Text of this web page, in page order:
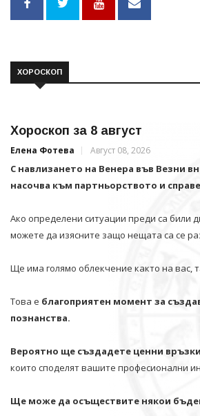
ХОРОСКОП
Хороскоп за 8 август
Елена Фотева Август 08, 2026
С навлизането на Венера във Везни
насочва към партньорството и
Ако определени ситуации преди са били
можете да изясните защо нещата са се
Ще има голямо облекчение както на вас,
Това е благоприятен момент за
познанства.
Вероятно ще създадете ценни
които споделят вашите професионални
Ще може да осъществите някои